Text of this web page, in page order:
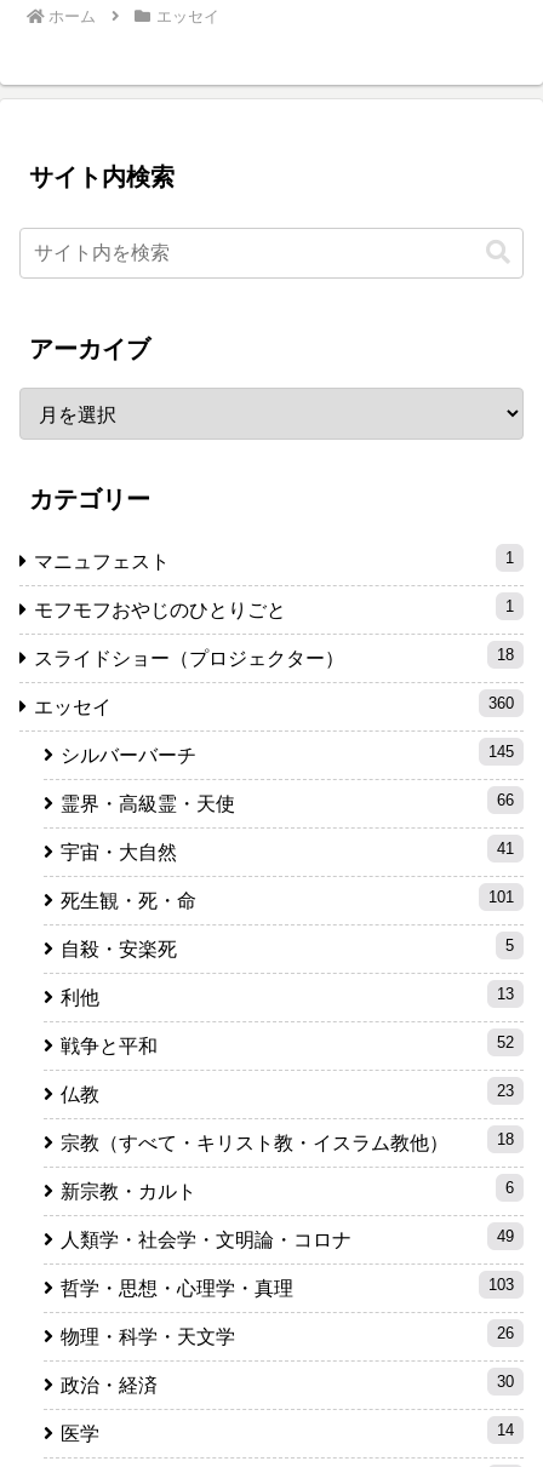
ホーム エッセイ
サイト内検索
アーカイブ
カテゴリー
マニュフェスト 1
モフモフおやじのひとりごと 1
スライドショー（プロジェクター） 18
エッセイ 360
シルバーバーチ 145
霊界・高級霊・天使 66
宇宙・大自然 41
死生観・死・命 101
自殺・安楽死 5
利他 13
戦争と平和 52
仏教 23
宗教（すべて・キリスト教・イスラム教他） 18
新宗教・カルト 6
人類学・社会学・文明論・コロナ 49
哲学・思想・心理学・真理 103
物理・科学・天文学 26
政治・経済 30
医学 14